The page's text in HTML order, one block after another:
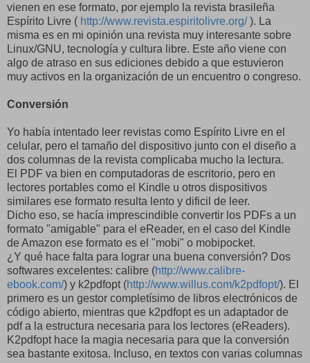
vienen en ese formato, por ejemplo la revista brasileña
Espírito Livre ( http://www.revista.espiritolivre.org/). La
misma es en mi opinión una revista muy interesante sobre
Linux/GNU, tecnología y cultura libre. Este año viene con
algo de atraso en sus ediciones debido a que estuvieron
muy activos en la organización de un encuentro o congreso.
Conversión
Yo había intentado leer revistas como Espírito Livre en el
celular, pero el tamaño del dispositivo junto con el diseño a
dos columnas de la revista complicaba mucho la lectura.
El PDF va bien en computadoras de escritorio, pero en
lectores portables como el Kindle u otros dispositivos
similares ese formato resulta lento y dificil de leer.
Dicho eso, se hacía imprescindible convertir los PDFs a un
formato "amigable" para el eReader, en el caso del Kindle
de Amazon ese formato es el "mobi" o mobipocket.
¿Y qué hace falta para lograr una buena conversión? Dos
softwares excelentes: calibre (http://www.calibre-
ebook.com/) y k2pdfopt (http://www.willus.com/k2pdfopt/). El
primero es un gestor completísimo de libros electrónicos de
código abierto, mientras que k2pdfopt es un adaptador de
pdf a la estructura necesaria para los lectores (eReaders).
K2pdfopt hace la magia necesaria para que la conversión
sea bastante exitosa. Incluso, en textos con varias columnas